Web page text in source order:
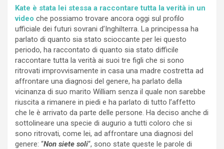
Kate è stata lei stessa a raccontare tutta la verità in un
video che possiamo trovare ancora oggi sul profilo
ufficiale dei futuri sovrani d’Inghilterra. La principessa ha
parlato di quanto sia stato scioccante per lei questo
periodo, ha raccontato di quanto sia stato difficile
raccontare tutta la verità ai suoi tre figli che si sono
ritrovati improvvisamente in casa una madre costretta ad
affrontare una diagnosi del genere, ha parlato della
vicinanza di suo marito William senza il quale non sarebbe
riuscita a rimanere in piedi e ha parlato di tutto l’affetto
che le è arrivato da parte delle persone. Ha deciso anche di
sottolineare una specie di augurio a tutti coloro che si
sono ritrovati, come lei, ad affrontare una diagnosi del
genere: “Non siete soli“, sono state queste le parole di